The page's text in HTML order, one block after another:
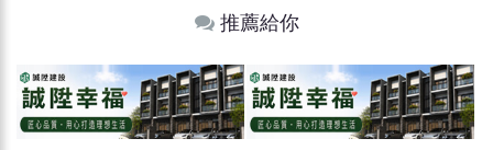
推薦給你